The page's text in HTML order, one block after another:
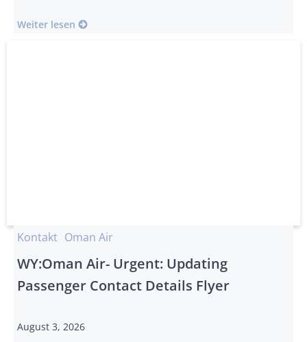
Weiter lesen
Kontakt Oman Air
WY:Oman Air- Urgent: Updating
Passenger Contact Details Flyer
August 3, 2026